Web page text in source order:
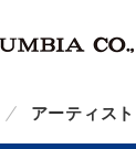
アーティスト